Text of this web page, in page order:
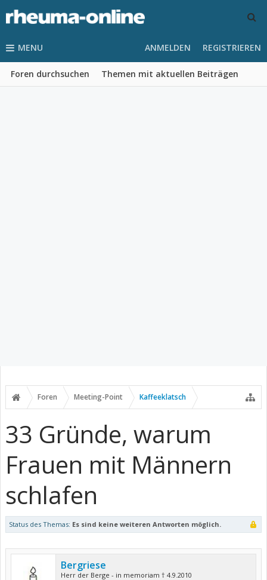
MENU
Foren durchsuchen Themen mit aktuellen Beiträgen
ANMELDEN REGISTRIEREN
Foren Meeting-Point Kaffeeklatsch
33 Gründe, warum
Frauen mit Männern
schlafen
Status des Themas: Es sind keine weiteren Antworten möglich.
Bergriese
Herr der Berge - in memoriam † 4.9.2010